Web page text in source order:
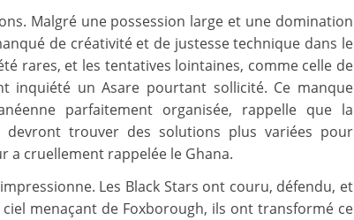
Malgré une possession large et une domination
de créativité et de justesse technique dans le
rares, et les tentatives lointaines, comme celle de
inquiété un Asare pourtant sollicité. Ce manque
parfaitement organisée, rappelle que la
trouver des solutions plus variées pour
a cruellement rappelée le Ghana.
Les Black Stars ont couru, défendu, et
menaçant de Foxborough, ils ont transformé ce